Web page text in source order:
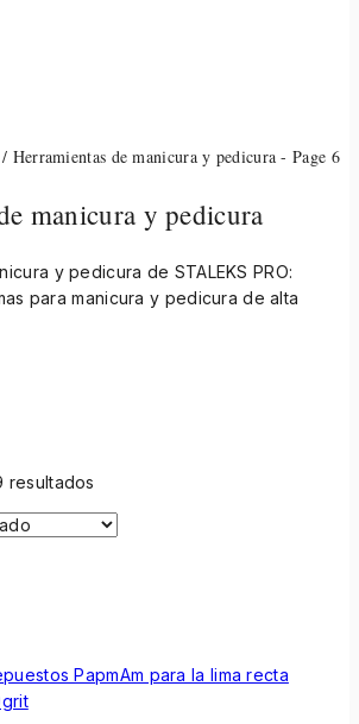
/ Herramientas de manicura y pedicura - Page 6
manicura y pedicura
y pedicura de STALEKS PRO:
para manicura y pedicura de alta
resultados